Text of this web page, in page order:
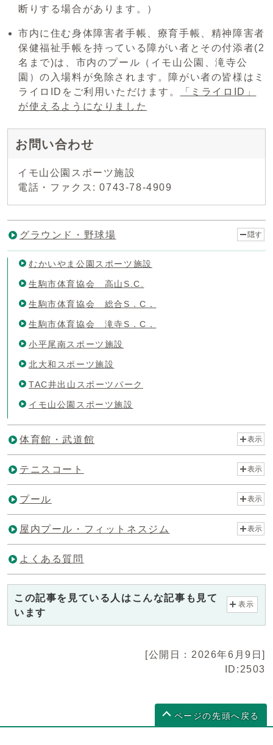
断りする場合があります。）
市内に住む身体障害者手帳、療育手帳、精神障害者
保健福祉手帳を持っている障がい者とその付添者(2
名まで)は、市内のプール（イモ山公園、滝寺公
園）の入場料が免除されます。障がい者の皆様はミ
ライロIDをご利用いただけます。
「ミライロID」
が使えるようになりました
お問い合わせ
イモ山公園スポーツ施設
電話・ファクス: 0743-78-4909
グラウンド・野球場 隠す
むかいやま公園スポーツ施設
生駒市体育協会 高山S.C.
生駒市体育協会 総合S．C．
生駒市体育協会 滝寺S．C．
小平尾南スポーツ施設
北大和スポーツ施設
TAC井出山スポーツパーク
イモ山公園スポーツ施設
体育館・武道館 表示
テニスコート 表示
プール 表示
屋内プール・フィットネスジム 表示
よくある質問
この記事を見ている人はこんな記事も見て
います
表示
[公開日：2026年6月9日]
ID:2503
ページの先頭へ戻る